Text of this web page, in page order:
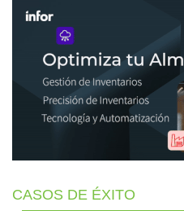
CASOS DE ÉXITO